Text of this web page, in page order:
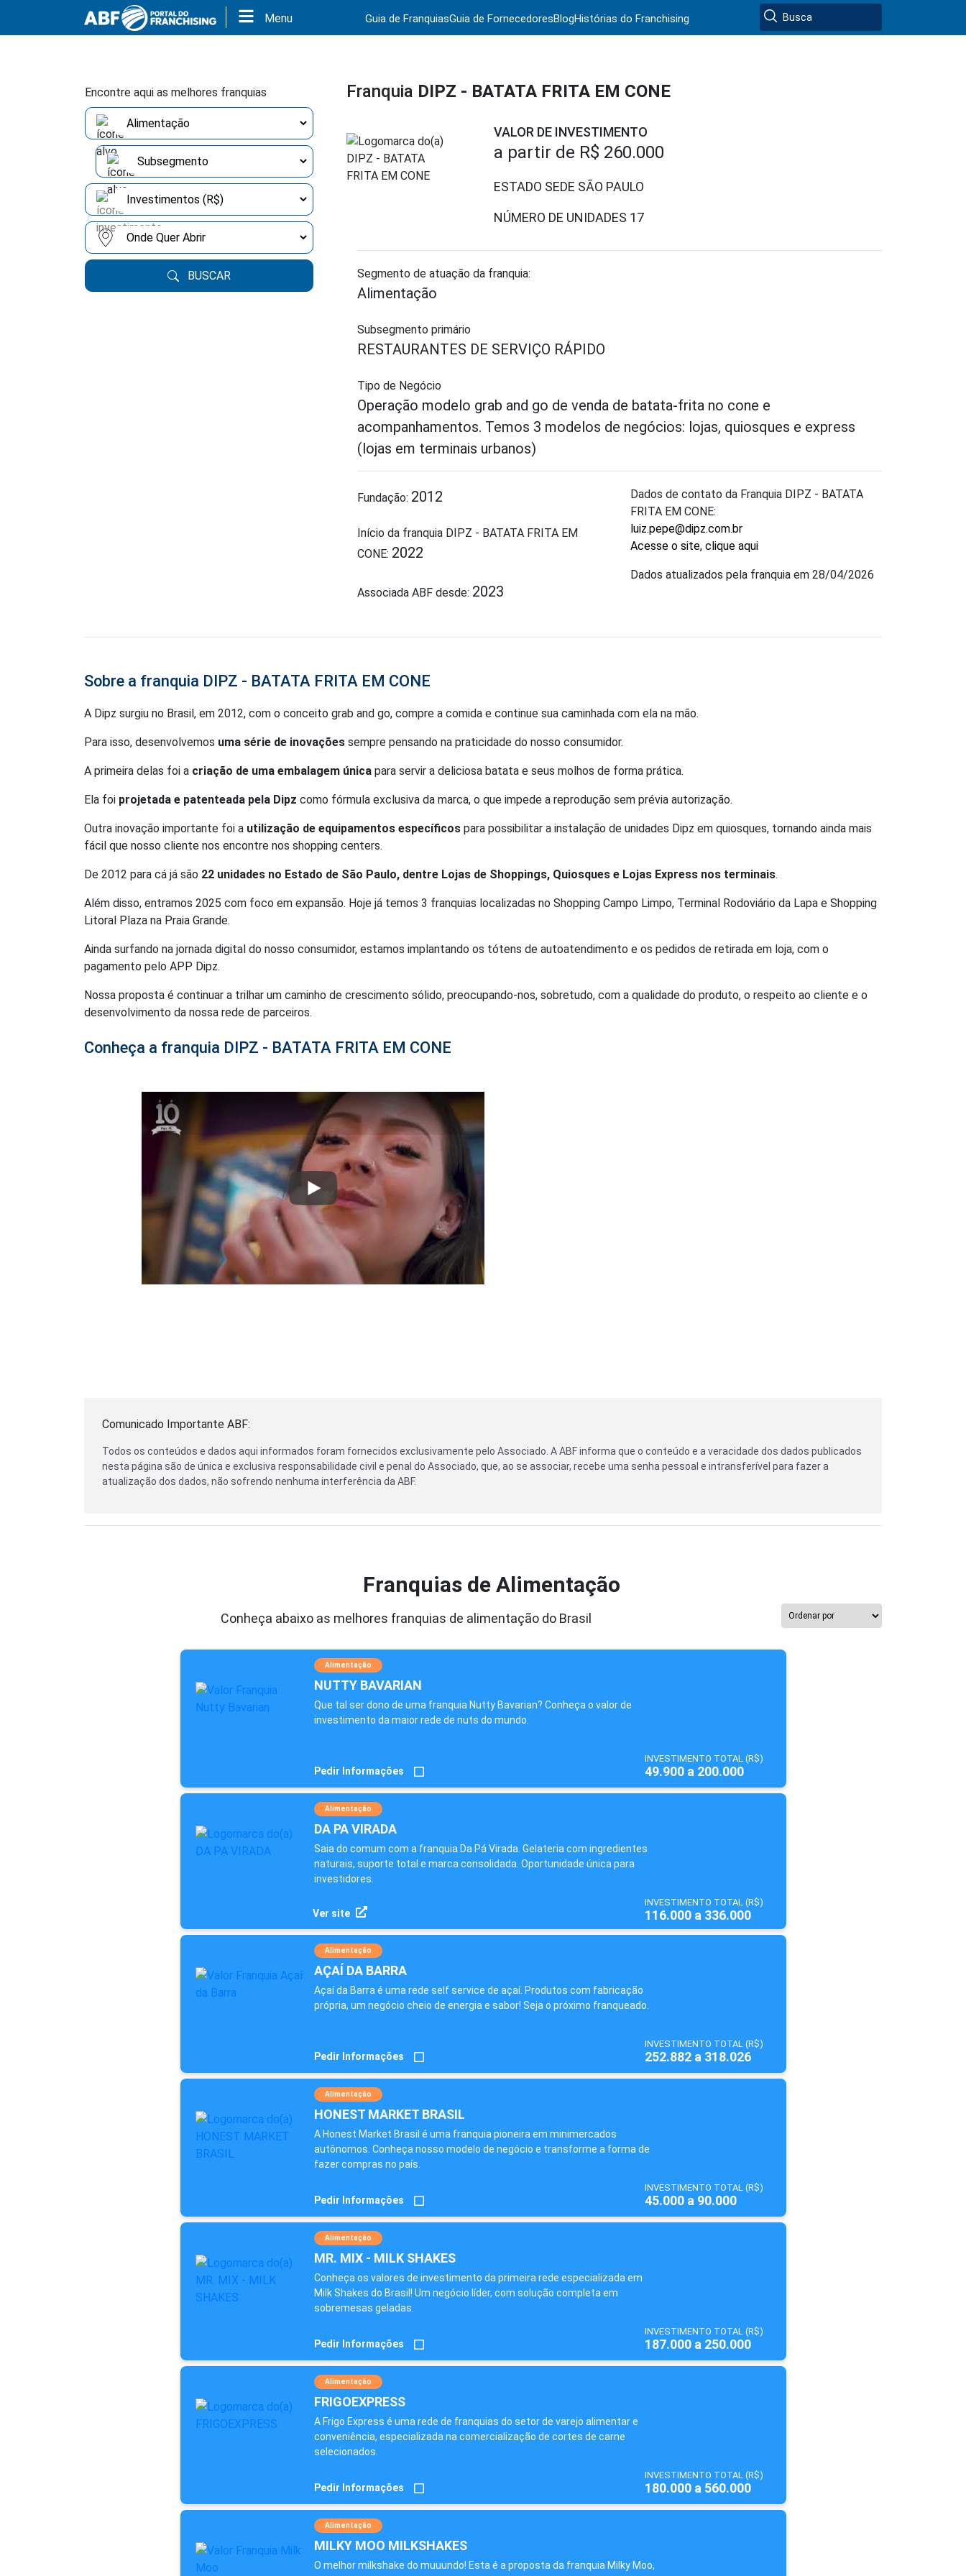
Menu Guia de FranquiasGuia de FornecedoresBlogHistórias do Franchising
Encontre aqui as melhores franquias
BUSCAR
Franquia DIPZ - BATATA FRITA EM CONE
VALOR DE INVESTIMENTO
a partir de R$ 260.000
ESTADO SEDE SÃO PAULO
NÚMERO DE UNIDADES 17
Segmento de atuação da franquia:
Alimentação
Subsegmento primário
RESTAURANTES DE SERVIÇO RÁPIDO
Tipo de Negócio
Operação modelo grab and go de venda de batata-frita no cone e
acompanhamentos. Temos 3 modelos de negócios: lojas, quiosques e express
(lojas em terminais urbanos)
Fundação: 2012
Início da franquia DIPZ - BATATA FRITA EM
CONE: 2022
Associada ABF desde: 2023
Dados de contato da Franquia DIPZ - BATATA
FRITA EM CONE:
luiz.pepe@dipz.com.br
Acesse o site, clique aqui
Dados atualizados pela franquia em 28/04/2026
Sobre a franquia DIPZ - BATATA FRITA EM CONE
A Dipz surgiu no Brasil, em 2012, com o conceito grab and go, compre a comida e continue sua caminhada com ela na mão.
Para isso, desenvolvemos uma série de inovações sempre pensando na praticidade do nosso consumidor.
A primeira delas foi a criação de uma embalagem única para servir a deliciosa batata e seus molhos de forma prática.
Ela foi projetada e patenteada pela Dipz como fórmula exclusiva da marca, o que impede a reprodução sem prévia autorização.
Outra inovação importante foi a utilização de equipamentos específicos para possibilitar a instalação de unidades Dipz em quiosques, tornando ainda mais
fácil que nosso cliente nos encontre nos shopping centers.
De 2012 para cá já são 22 unidades no Estado de São Paulo, dentre Lojas de Shoppings, Quiosques e Lojas Express nos terminais.
Além disso, entramos 2025 com foco em expansão. Hoje já temos 3 franquias localizadas no Shopping Campo Limpo, Terminal Rodoviário da Lapa e Shopping
Litoral Plaza na Praia Grande.
Ainda surfando na jornada digital do nosso consumidor, estamos implantando os tótens de autoatendimento e os pedidos de retirada em loja, com o
pagamento pelo APP Dipz.
Nossa proposta é continuar a trilhar um caminho de crescimento sólido, preocupando-nos, sobretudo, com a qualidade do produto, o respeito ao cliente e o
desenvolvimento da nossa rede de parceiros.
Conheça a franquia DIPZ - BATATA FRITA EM CONE
Play
Comunicado Importante ABF:
Todos os conteúdos e dados aqui informados foram fornecidos exclusivamente pelo Associado. A ABF informa que o conteúdo e a veracidade dos dados publicados
nesta página são de única e exclusiva responsabilidade civil e penal do Associado, que, ao se associar, recebe uma senha pessoal e intransferível para fazer a
atualização dos dados, não sofrendo nenhuma interferência da ABF.
Franquias de Alimentação
Conheça abaixo as melhores franquias de alimentação do Brasil
Alimentação
NUTTY BAVARIAN
Que tal ser dono de uma franquia Nutty Bavarian? Conheça o valor de
investimento da maior rede de nuts do mundo.
INVESTIMENTO TOTAL (R$)
49.900 a 200.000
Pedir Informações
Alimentação
DA PA VIRADA
Saia do comum com a franquia Da Pá Virada. Gelateria com ingredientes
naturais, suporte total e marca consolidada. Oportunidade única para
investidores.
INVESTIMENTO TOTAL (R$)
116.000 a 336.000
Ver site
Alimentação
AÇAÍ DA BARRA
Açaí da Barra é uma rede self service de açaí. Produtos com fabricação
própria, um negócio cheio de energia e sabor! Seja o próximo franqueado.
INVESTIMENTO TOTAL (R$)
252.882 a 318.026
Pedir Informações
Alimentação
HONEST MARKET BRASIL
A Honest Market Brasil é uma franquia pioneira em minimercados
autônomos. Conheça nosso modelo de negócio e transforme a forma de
fazer compras no país.
INVESTIMENTO TOTAL (R$)
45.000 a 90.000
Pedir Informações
Alimentação
MR. MIX - MILK SHAKES
Conheça os valores de investimento da primeira rede especializada em
Milk Shakes do Brasil! Um negócio líder, com solução completa em
sobremesas geladas.
INVESTIMENTO TOTAL (R$)
187.000 a 250.000
Pedir Informações
Alimentação
FRIGOEXPRESS
A Frigo Express é uma rede de franquias do setor de varejo alimentar e
conveniência, especializada na comercialização de cortes de carne
selecionados.
INVESTIMENTO TOTAL (R$)
180.000 a 560.000
Pedir Informações
Alimentação
MILKY MOO MILKSHAKES
O melhor milkshake do muuundo! Esta é a proposta da franquia Milky Moo,